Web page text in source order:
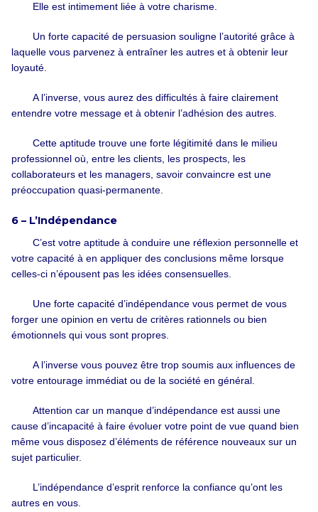
Elle est intimement liée à votre charisme.
Un forte capacité de persuasion souligne l’autorité grâce à
laquelle vous parvenez à entraîner les autres et à obtenir leur
loyauté.
A l’inverse, vous aurez des difficultés à faire clairement
entendre votre message et à obtenir l’adhésion des autres.
Cette aptitude trouve une forte légitimité dans le milieu
professionnel où, entre les clients, les prospects, les
collaborateurs et les managers, savoir convaincre est une
préoccupation quasi-permanente.
6 – L’Indépendance
C’est votre aptitude à conduire une réflexion personnelle et
votre capacité à en appliquer des conclusions même lorsque
celles-ci n’épousent pas les idées consensuelles.
Une forte capacité d’indépendance vous permet de vous
forger une opinion en vertu de critères rationnels ou bien
émotionnels qui vous sont propres.
A l’inverse vous pouvez être trop soumis aux influences de
votre entourage immédiat ou de la société en général.
Attention car un manque d’indépendance est aussi une
cause d’incapacité à faire évoluer votre point de vue quand bien
même vous disposez d’éléments de référence nouveaux sur un
sujet particulier.
L’indépendance d’esprit renforce la confiance qu’ont les
autres en vous.